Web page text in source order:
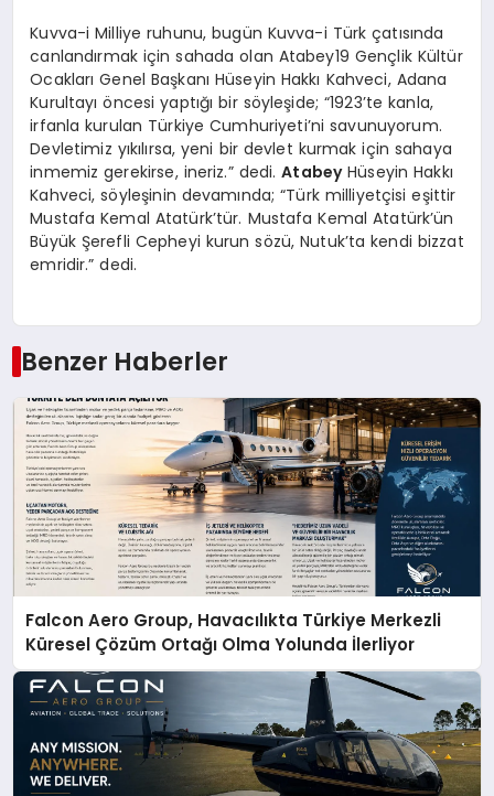
Kuvva-i Milliye ruhunu, bugün Kuvva-i Türk çatısında
canlandırmak için sahada olan Atabey19 Gençlik Kültür
Ocakları Genel Başkanı Hüseyin Hakkı Kahveci, Adana
Kurultayı öncesi yaptığı bir söyleşide; “1923’te kanla,
irfanla kurulan Türkiye Cumhuriyeti’ni savunuyorum.
Devletimiz yıkılırsa, yeni bir devlet kurmak için sahaya
inmemiz gerekirse, ineriz.” dedi.AtabeyHüseyin Hakkı
Kahveci, söyleşinin devamında; “Türk milliyetçisi eşittir
Mustafa Kemal Atatürk’tür. Mustafa Kemal Atatürk’ün
Büyük Şerefli Cepheyi kurun sözü, Nutuk’ta kendi bizzat
emridir.” dedi.
Benzer Haberler
Falcon Aero Group, Havacılıkta Türkiye Merkezli
Küresel Çözüm Ortağı Olma Yolunda İlerliyor